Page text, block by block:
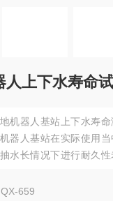
人上下水寿命
机器人基站上下水寿
器人基站在实际使用
水长情况下进行耐久性
下水测试，真实模拟使
QX-659